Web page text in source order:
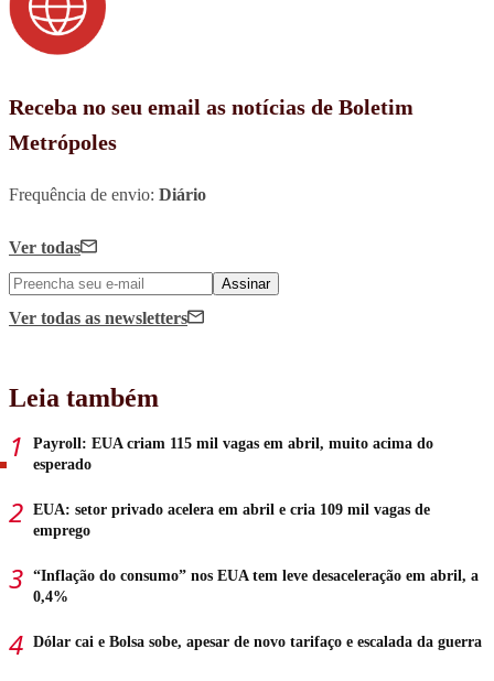
Receba no seu email as notícias de Boletim
Metrópoles
Frequência de envio: Diário
Ver todas
Assinar
Ver todas as newsletters
Leia também
Payroll: EUA criam 115 mil vagas em abril, muito acima do
esperado
EUA: setor privado acelera em abril e cria 109 mil vagas de
emprego
“Inflação do consumo” nos EUA tem leve desaceleração em abril, a
0,4%
Dólar cai e Bolsa sobe, apesar de novo tarifaço e escalada da guerra